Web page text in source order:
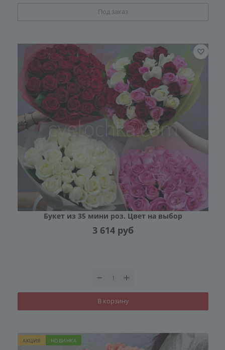
Под заказ
Букет из 35 мини роз. Цвет на выбор
3 614 руб
В корзину
АКЦИЯ НОВИНКА